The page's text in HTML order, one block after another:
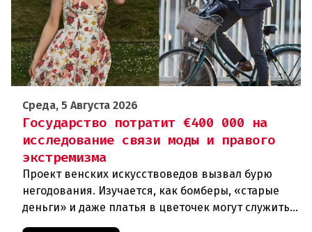
Среда, 5 Августа 2026
Государство потратит €400 000 на
исследование связи моды и правого
экстремизма
Проект венских искусствоведов вызвал бурю
негодования. Изучается, как бомберы, «старые
деньги» и даже платья в цветочек могут служить
инструментом пропаганды. Оппоненты требуют